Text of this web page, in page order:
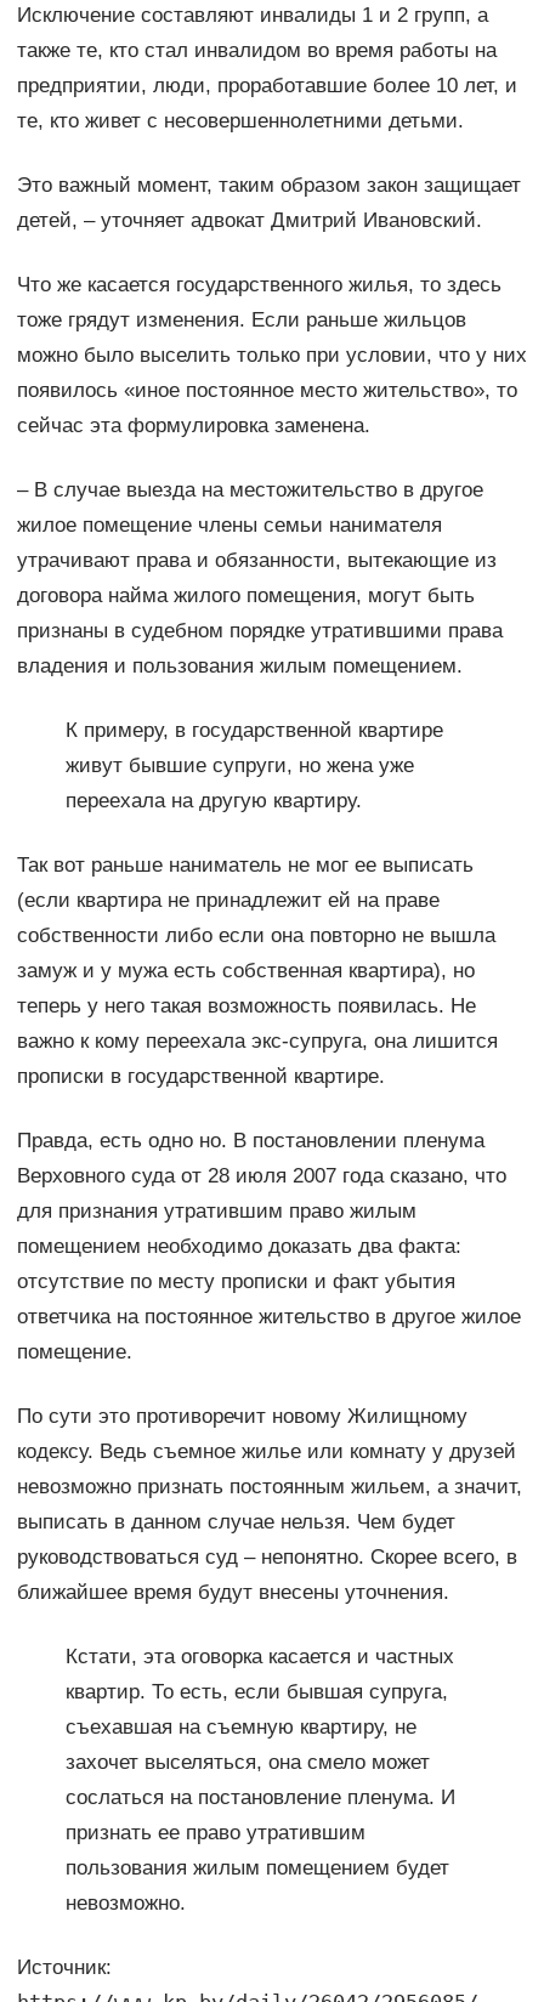
Исключение составляют инвалиды 1 и 2 групп, а
также те, кто стал инвалидом во время работы на
предприятии, люди, проработавшие более 10 лет, и
те, кто живет с несовершеннолетними детьми.
Это важный момент, таким образом закон защищает
детей, – уточняет адвокат Дмитрий Ивановский.
Что же касается государственного жилья, то здесь
тоже грядут изменения. Если раньше жильцов
можно было выселить только при условии, что у них
появилось «иное постоянное место жительство», то
сейчас эта формулировка заменена.
– В случае выезда на местожительство в другое
жилое помещение члены семьи нанимателя
утрачивают права и обязанности, вытекающие из
договора найма жилого помещения, могут быть
признаны в судебном порядке утратившими права
владения и пользования жилым помещением.
К примеру, в государственной квартире
живут бывшие супруги, но жена уже
переехала на другую квартиру.
Так вот раньше наниматель не мог ее выписать
(если квартира не принадлежит ей на праве
собственности либо если она повторно не вышла
замуж и у мужа есть собственная квартира), но
теперь у него такая возможность появилась. Не
важно к кому переехала экс-супруга, она лишится
прописки в государственной квартире.
Правда, есть одно но. В постановлении пленума
Верховного суда от 28 июля 2007 года сказано, что
для признания утратившим право жилым
помещением необходимо доказать два факта:
отсутствие по месту прописки и факт убытия
ответчика на постоянное жительство в другое жилое
помещение.
По сути это противоречит новому Жилищному
кодексу. Ведь съемное жилье или комнату у друзей
невозможно признать постоянным жильем, а значит,
выписать в данном случае нельзя. Чем будет
руководствоваться суд – непонятно. Скорее всего, в
ближайшее время будут внесены уточнения.
Кстати, эта оговорка касается и частных
квартир. То есть, если бывшая супруга,
съехавшая на съемную квартиру, не
захочет выселяться, она смело может
сослаться на постановление пленума. И
признать ее право утратившим
пользования жилым помещением будет
невозможно.
Источник: